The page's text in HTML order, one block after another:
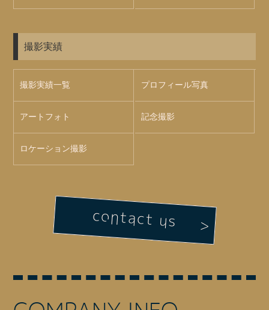
撮影実績
撮影実績一覧 プロフィール写真
アートフォト 記念撮影
ロケーション撮影
contact us